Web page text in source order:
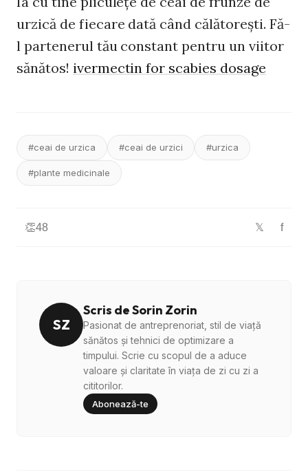
urzică de fiecare dată când călătoreşti. Fă-
l partenerul tău constant pentru un viitor
sănătos! ivermectin for scabies dosage
#ceai de urzica #ceai de urzici #urzica
#plante medicinale
👏48 𝕏 f
SZ
Scris de Sorin Zorin
Pasionat de antreprenoriat, stil de viață
sănătos și tehnici de optimizare a
timpului. Scrie cu scopul de a aduce
valoare și claritate în viața de zi cu zi a
cititorilor.
Abonează-te